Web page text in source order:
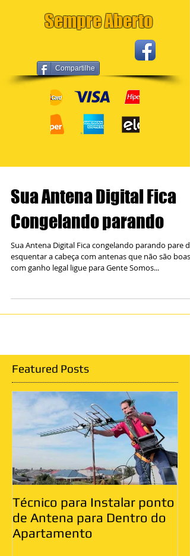
Compartilhe
Sempre Aberto
Sua Antena Digital Fica
Congelando parando
Sua Antena Digital Fica congelando parando pare de
esquentar a cabeça com antenas que não são boas
com ganho legal ligue para Gente Somos...
Featured Posts
Técnico para Instalar ponto
de Antena para Dentro do
Apartamento